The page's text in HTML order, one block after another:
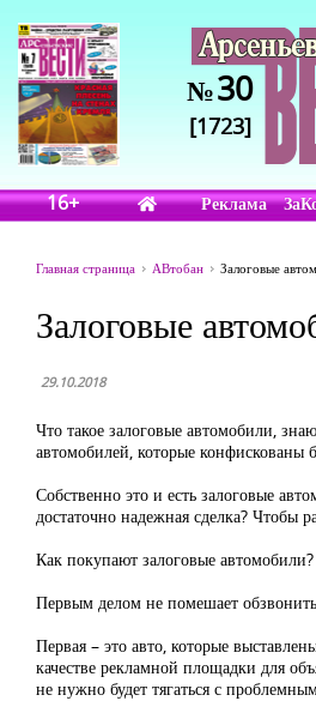
№30
[1723]
16+ Реклама
Главная страница АВтобан Залоговые
Залоговые
29.10.2018
Что такое залоговые автомобили,
автомобилей, которые конфискованы
Собственно это и есть залоговые
достаточно надежная сделка? Чтобы
Как покупают залоговые автомобили?
Первым делом не помешает
Первая – это авто, которые
качестве рекламной площадки для
не нужно будет тягаться с